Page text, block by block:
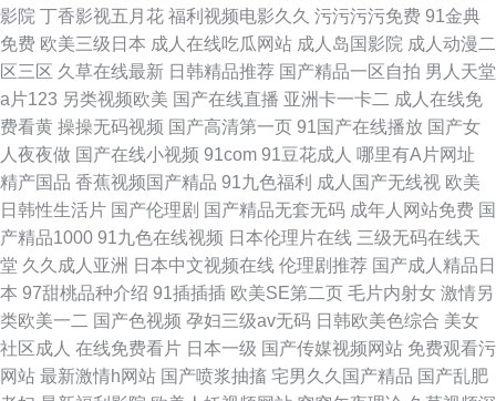
影院 丁香影视五月花 福利视频电影久久 污污污污免费 91金典
免费 欧美三级日本 成人在线吃瓜网站 成人岛国影院 成人动漫二
区三区 久草在线最新 日韩精品推荐 国产精品一区自拍 男人天堂
a片123 另类视频欧美 国产在线直播 亚洲卡一卡二 成人在线免
费看黄 操操无码视频 国产高清第一页 91国产在线播放 国产女
人夜夜做 国产在线小视频 91com 91豆花成人 哪里有A片网址
精产国品 香蕉视频国产精品 91九色福利 成人国产无线视 欧美
日韩性生活片 国产伦理剧 国产精品无套无码 成年人网站免费 国
产精品1000 91九色在线视频 日本伦理片在线 三级无码在线天
堂 久久成人亚洲 日本中文视频在线 伦理剧推荐 国产成人精品日
本 97甜桃品种介绍 91插插插 欧美SE第二页 毛片内射女 激情另
类欧美一二 国产色视频 孕妇三级av无码 日韩欧美色综合 美女
社区成人 在线免费看片 日本一级 国产传媒视频网站 免费观看污
网站 最新激情h网站 国产喷浆抽搐 宅男久久国产精品 国产乱肥